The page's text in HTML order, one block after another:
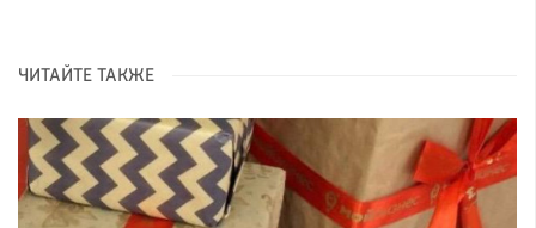
ЧИТАЙТЕ ТАКЖЕ